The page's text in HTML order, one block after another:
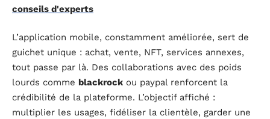
conseils d'experts
L’application mobile, constamment améliorée, sert de
guichet unique : achat, vente, NFT, services annexes,
tout passe par là. Des collaborations avec des poids
lourds comme blackrock ou paypal renforcent la
crédibilité de la plateforme. L’objectif affiché :
multiplier les usages, fidéliser la clientèle, garder une